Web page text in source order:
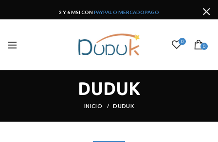
3 Y 6 MSI CON PAYPAL O MERCADOPAGO
0
0
DUDUK
INICIO DUDUK